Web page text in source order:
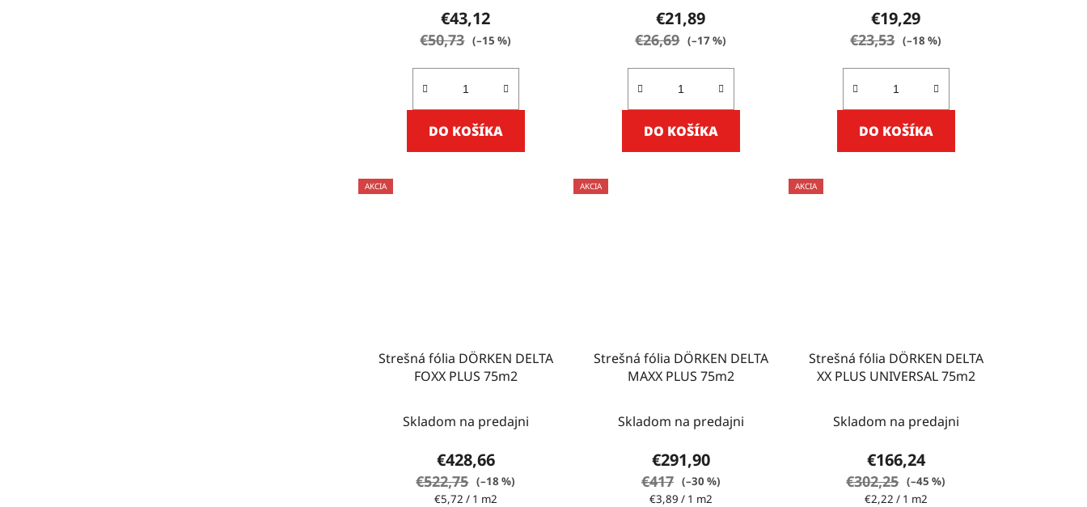
€43,12
€50,73 (–15 %)
DO KOŠÍKA
€21,89
€26,69 (–17 %)
DO KOŠÍKA
€19,29
€23,53 (–18 %)
DO KOŠÍKA
AKCIA
Strešná fólia DÖRKEN DELTA
FOXX PLUS 75m2
Skladom na predajni
€428,66
€522,75 (–18 %)
Jednotková
€5,72 / 1 m2
AKCIA
Strešná fólia DÖRKEN DELTA
MAXX PLUS 75m2
Skladom na predajni
€291,90
€417 (–30 %)
Jednotková
€3,89 / 1 m2
AKCIA
Strešná fólia DÖRKEN DELTA
XX PLUS UNIVERSAL 75m2
Skladom na predajni
€166,24
€302,25 (–45 %)
Jednotková
€2,22 / 1 m2